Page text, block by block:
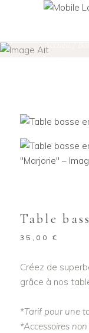
Accueil/
Table
35,00€
Créez de
grâce à nos
*Tarif pour une
*Accessoires